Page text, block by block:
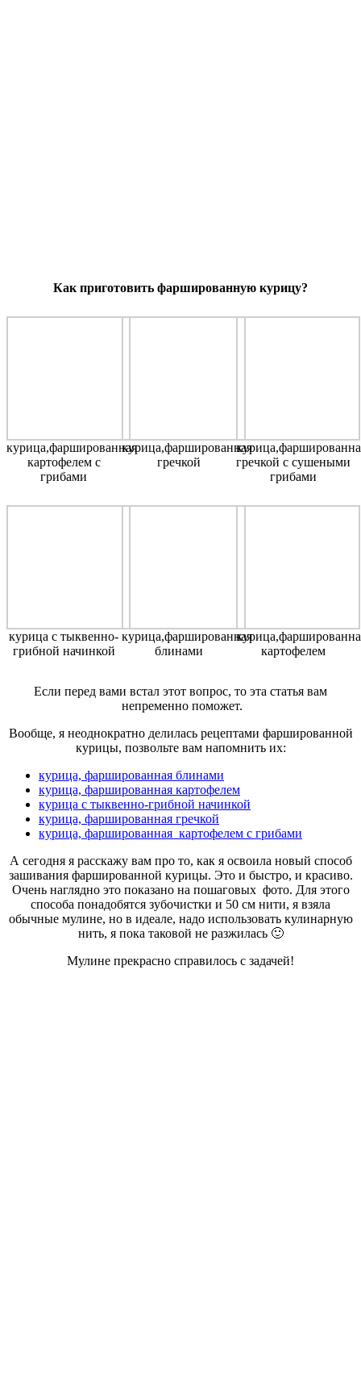
Как приготовить фаршированную курицу?
курица,фаршированная
картофелем с
грибами
курица,фаршированная
гречкой
гречкой с сушеными
грибами
курица с тыквенно-
грибной начинкой
курица,фаршированная
блинами
картофелем
Если перед вами встал этот вопрос, то эта статья вам
непременно поможет.
Вообще, я неоднократно делилась рецептами фаршированной
курицы, позвольте вам напомнить их:
курица, фаршированная блинами
курица, фаршированная картофелем
курица с тыквенно-грибной начинкой
курица, фаршированная гречкой
курица, фаршированная картофелем с грибами
А сегодня я расскажу вам про то, как я освоила новый способ
зашивания фаршированной курицы. Это и быстро, и красиво.
Очень наглядно это показано на пошаговых фото. Для этого
способа понадобятся зубочистки и 50 см нити, я взяла
обычные мулине, но в идеале, надо использовать кулинарную
нить, я пока таковой не разжилась 🙂
Мулине прекрасно справилось с задачей!